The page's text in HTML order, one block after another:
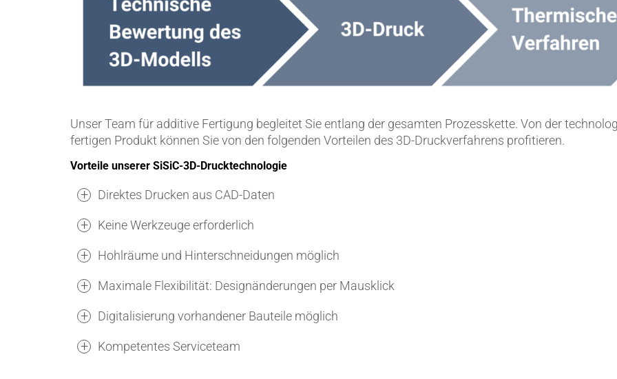
Unser Team für additive Fertigung begleitet Sie entlang der gesamten Prozesskette. Von der
fertigen Produkt können Sie von den folgenden Vorteilen des 3D-Druckverfahrens profitieren.
Vorteile unserer SiSiC-3D-Drucktechnologie
Direktes Drucken aus CAD-Daten
Keine Werkzeuge erforderlich
Hohlräume und Hinterschneidungen möglich
Maximale Flexibilität: Designänderungen per Mausklick
Digitalisierung vorhandener Bauteile möglich
Kompetentes Serviceteam